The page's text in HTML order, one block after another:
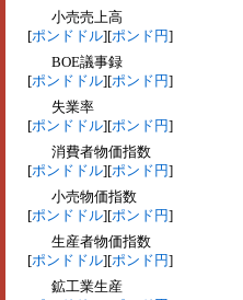
小売売上高
[ポンドドル][ポンド円]
BOE議事録
[ポンドドル][ポンド円]
失業率
[ポンドドル][ポンド円]
消費者物価指数
[ポンドドル][ポンド円]
小売物価指数
[ポンドドル][ポンド円]
生産者物価指数
[ポンドドル][ポンド円]
鉱工業生産